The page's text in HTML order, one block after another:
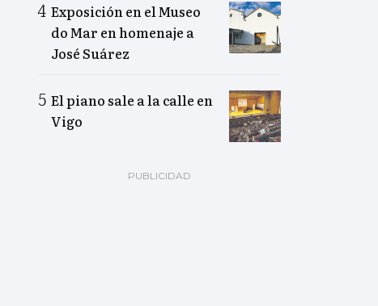
Exposición en el Museo
do Mar en homenaje a
José Suárez
El piano sale a la calle en
Vigo